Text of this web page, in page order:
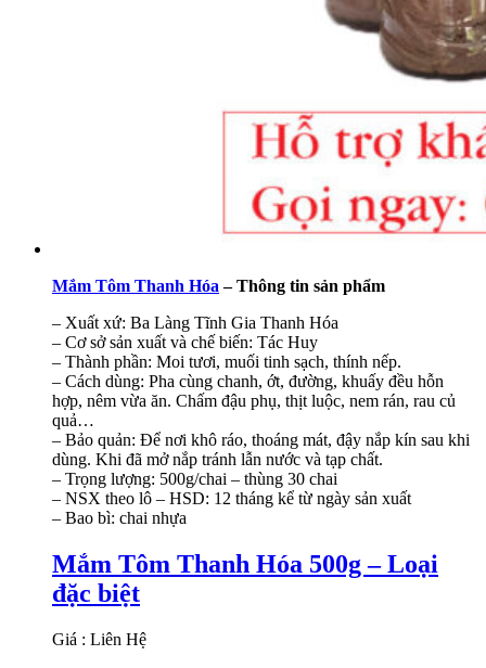
Mắm Tôm Thanh Hóa – Thông tin sản phẩm
– Xuất xứ: Ba Làng Tĩnh Gia Thanh Hóa
– Cơ sở sản xuất và chế biến: Tác Huy
– Thành phần: Moi tươi, muối tinh sạch, thính nếp.
– Cách dùng: Pha cùng chanh, ớt, đường, khuấy đều hỗn
hợp, nêm vừa ăn. Chấm đậu phụ, thịt luộc, nem rán, rau củ
quả…
– Bảo quản: Để nơi khô ráo, thoáng mát, đậy nắp kín sau khi
dùng. Khi đã mở nắp tránh lẫn nước và tạp chất.
– Trọng lượng: 500g/chai – thùng 30 chai
– NSX theo lô – HSD: 12 tháng kể từ ngày sản xuất
– Bao bì: chai nhựa
Mắm Tôm Thanh Hóa 500g – Loại
đặc biệt
Giá : Liên Hệ